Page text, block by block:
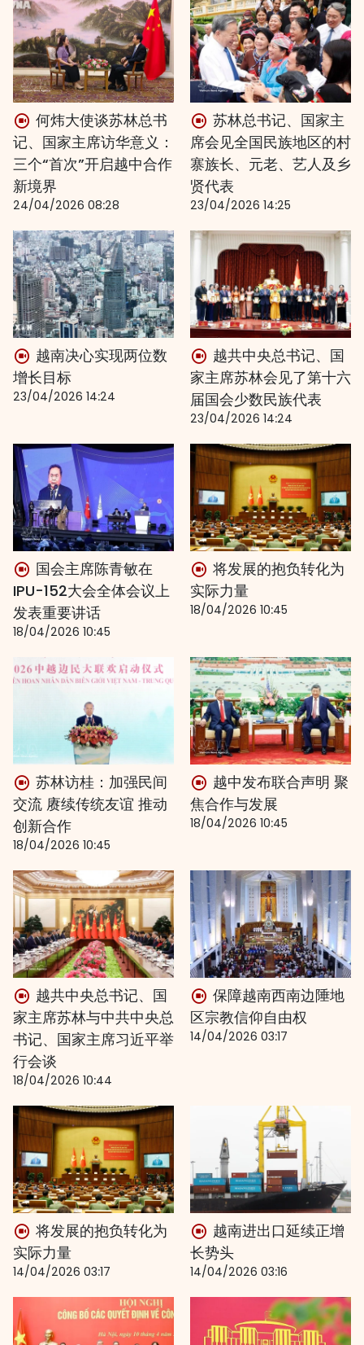
何炜大使谈苏林总书
记、国家主席访华意义：
三个“首次”开启越中合作
新境界
24/04/2026 08:28
苏林总书记、国家主
席会见全国民族地区的村
寨族长、元老、艺人及乡
贤代表
23/04/2026 14:25
越南决心实现两位数
增长目标
23/04/2026 14:24
越共中央总书记、国
家主席苏林会见了第十六
届国会少数民族代表
23/04/2026 14:24
国会主席陈青敏在
IPU-152大会全体会议上
发表重要讲话
18/04/2026 10:45
将发展的抱负转化为
实际力量
18/04/2026 10:45
苏林访桂：加强民间
交流 赓续传统友谊 推动
创新合作
18/04/2026 10:45
越中发布联合声明 聚
焦合作与发展
18/04/2026 10:45
越共中央总书记、国
家主席苏林与中共中央总
书记、国家主席习近平举
行会谈
18/04/2026 10:44
保障越南西南边陲地
区宗教信仰自由权
14/04/2026 03:17
将发展的抱负转化为
实际力量
14/04/2026 03:17
越南进出口延续正增
长势头
14/04/2026 03:16